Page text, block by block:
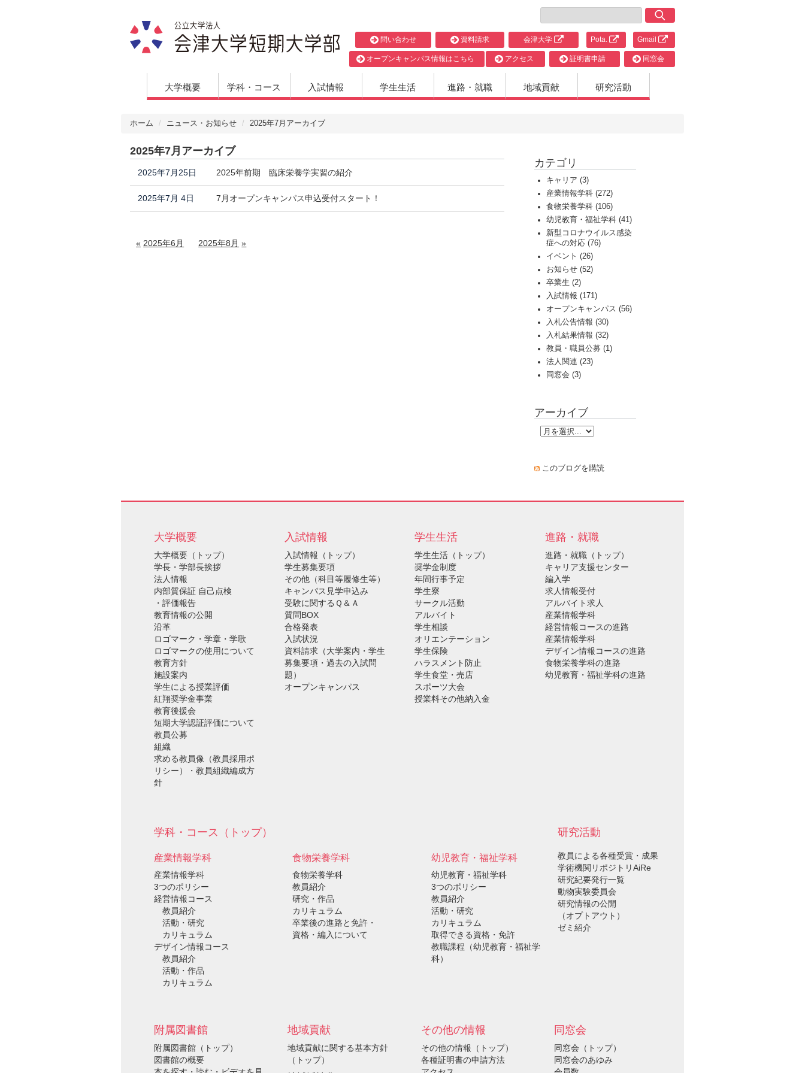
オープンキャンパス情報はこちら アクセス 証明書申請 同窓会
問い合わせ 資料請求 会津大学 Pota. Gmail
大学概要 学科・コース 入試情報 学生生活 進路・就職 地域貢献 研究活動
ホーム ニュース・お知らせ 2025年7月アーカイブ
2025年7月アーカイブ
2025年7月25日 2025年前期 臨床栄養学実習の紹介
2025年7月 4日 7月オープンキャンパス申込受付スタート！
2025年6月 2025年8月
カテゴリ
キャリア (3)
産業情報学科 (272)
食物栄養学科 (106)
幼児教育・福祉学科 (41)
新型コロナウイルス感染
症への対応 (76)
イベント (26)
お知らせ (52)
卒業生 (2)
入試情報 (171)
オープンキャンパス (56)
入札公告情報 (30)
入札結果情報 (32)
教員・職員公募 (1)
法人関連 (23)
同窓会 (3)
アーカイブ
このブログを購読
大学概要
大学概要（トップ）
学長・学部長挨拶
法人情報
内部質保証 自己点検
・評価報告
教育情報の公開
沿革
ロゴマーク・学章・学歌
ロゴマークの使用について
教育方針
施設案内
学生による授業評価
紅翔奨学金事業
教育後援会
短期大学認証評価について
教員公募
組織
求める教員像（教員採用ポ
リシー）・教員組織編成方
針
入試情報
入試情報（トップ）
学生募集要項
その他（科目等履修生等）
キャンパス見学申込み
受験に関するＱ＆Ａ
質問BOX
合格発表
入試状況
資料請求（大学案内・学生
募集要項・過去の入試問
題）
オープンキャンパス
学生生活
学生生活（トップ）
奨学金制度
年間行事予定
学生寮
サークル活動
アルバイト
学生相談
オリエンテーション
学生保険
ハラスメント防止
学生食堂・売店
スポーツ大会
授業料その他納入金
進路・就職
進路・就職（トップ）
キャリア支援センター
編入学
求人情報受付
アルバイト求人
産業情報学科
経営情報コースの進路
産業情報学科
デザイン情報コースの進路
食物栄養学科の進路
幼児教育・福祉学科の進路
学科・コース（トップ）
産業情報学科
産業情報学科
3つのポリシー
経営情報コース
教員紹介
活動・研究
カリキュラム
デザイン情報コース
教員紹介
活動・作品
カリキュラム
食物栄養学科
食物栄養学科
教員紹介
研究・作品
カリキュラム
卒業後の進路と免許・
資格・編入について
幼児教育・福祉学科
幼児教育・福祉学科
3つのポリシー
教員紹介
活動・研究
カリキュラム
取得できる資格・免許
教職課程（幼児教育・福祉学
科）
研究活動
教員による各種受賞・成果
学術機関リポジトリAiRe
研究紀要発行一覧
動物実験委員会
研究情報の公開
（オプトアウト）
ゼミ紹介
附属図書館
附属図書館（トップ）
図書館の概要
地域貢献
地域貢献に関する基本方針
（トップ）
その他の情報
その他の情報（トップ）
各種証明書の申請方法
同窓会
同窓会（トップ）
同窓会のあゆみ